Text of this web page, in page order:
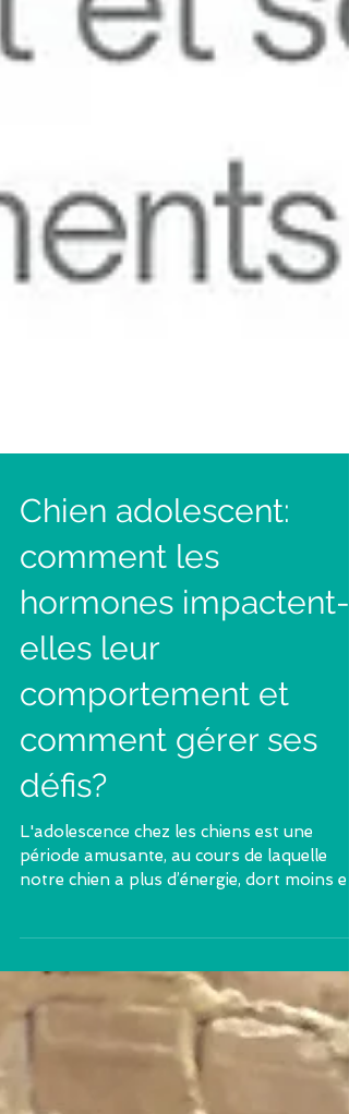
Chien adolescent:
comment les
hormones impactent-
elles leur
comportement et
comment gérer ses
défis?
L'adolescence chez les chiens est une
période amusante, au cours de laquelle
fait des folies...